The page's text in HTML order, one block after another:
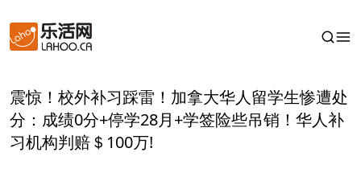
震惊！校外补习踩雷！加拿大华人留学生惨遭处
分：成绩0分+停学28月+学签险些吊销！华人补
习机构判赔＄100万!